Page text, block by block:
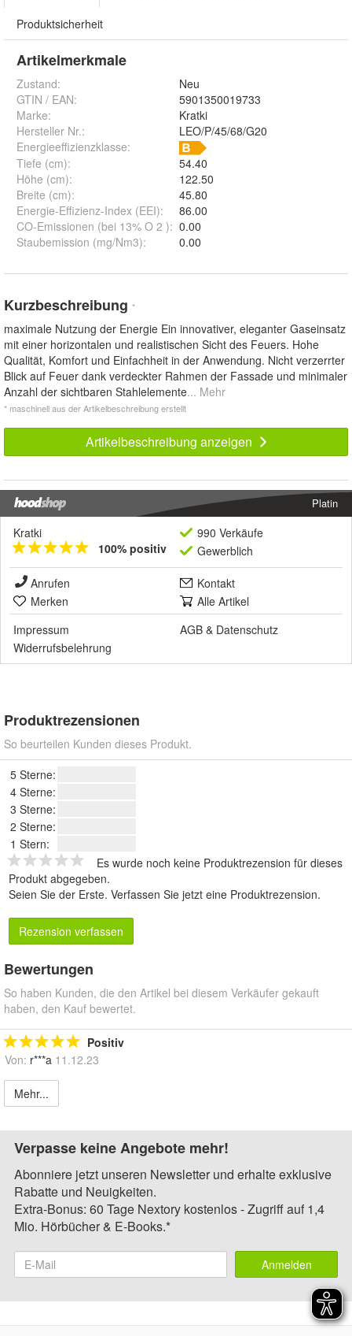
Produktsicherheit
Artikelmerkmale
Zustand:
Neu
GTIN / EAN:
5901350019733
Marke:
Kratki
Hersteller Nr.:
LEO/P/45/68/G20
Energieeffizienzklasse:
Tiefe (cm):
54.40
Höhe (cm):
122.50
Breite (cm):
45.80
Energie-Effizienz-Index (EEI):
86.00
CO-Emissionen (bei 13% O 2 ): 0.00
Staubemission (mg/Nm3): 0.00
Kurzbeschreibung *
maximale Nutzung der Energie Ein innovativer, eleganter Gaseinsatz
mit einer horizontalen und realistischen Sicht des Feuers. Hohe
Qualität, Komfort und Einfachheit in der Anwendung. Nicht verzerrter
Blick auf Feuer dank verdeckter Rahmen der Fassade und minimaler
Anzahl der sichtbaren Stahlelemente... Mehr
* maschinell aus der Artikelbeschreibung erstellt
Artikelbeschreibung anzeigen
Platin
Kratki
100% positiv
990 Verkäufe
Gewerblich
Anrufen
Kontakt
Merken
Alle Artikel
Impressum
AGB & Datenschutz
Widerrufsbelehrung
Produktrezensionen
So beurteilen Kunden dieses Produkt.
5 Sterne:
4 Sterne:
3 Sterne:
2 Sterne:
1 Stern:
Es wurde noch keine Produktrezension für dieses
Produkt abgegeben.
Seien Sie der Erste. Verfassen Sie jetzt eine Produktrezension.
Rezension verfassen
Bewertungen
So haben Kunden, die den Artikel bei diesem Verkäufer gekauft
haben, den Kauf bewertet.
Positiv
Von: r***a 11.12.23
Mehr...
Verpasse keine Angebote mehr!
Abonniere jetzt unseren Newsletter und erhalte exklusive
Rabatte und Neuigkeiten.
Extra-Bonus: 60 Tage Nextory kostenlos - Zugriff auf 1,4
Mio. Hörbücher & E-Books.*
Anmelden